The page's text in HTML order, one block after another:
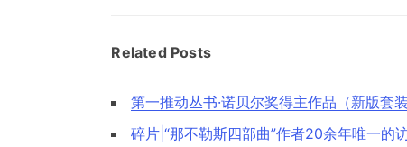
Related Posts
第一推动丛书·诺贝尔奖得主作品（新版套
碎片|“那不勒斯四部曲”作者20余年唯一的